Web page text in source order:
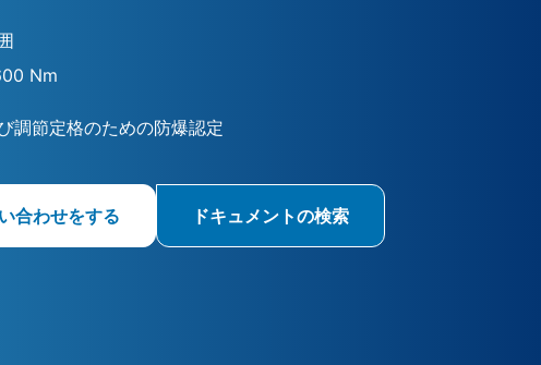
Nm
調節定格のための防爆認定
合わせをする ドキュメントの検索